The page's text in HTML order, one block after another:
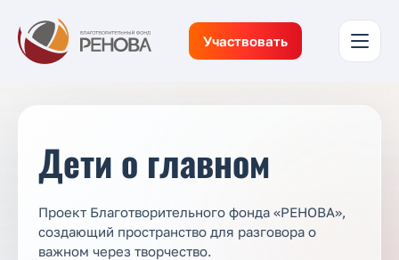
Участвовать
Дети о главном
Проект Благотворительного фонда «РЕНОВА»,
создающий пространство для разговора о
важном через творчество.